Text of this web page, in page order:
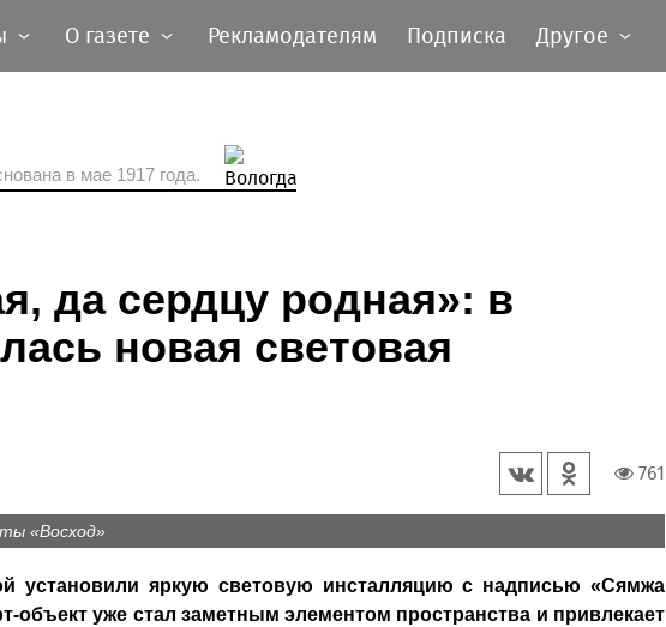
О газете Рекламодателям Подписка Другое
в мае 1917 года.
да сердцу родная»: в
новая световая
761
«Восход»
установили яркую световую инсталляцию с надписью «Сямжа
объект уже стал заметным элементом пространства и привлекает